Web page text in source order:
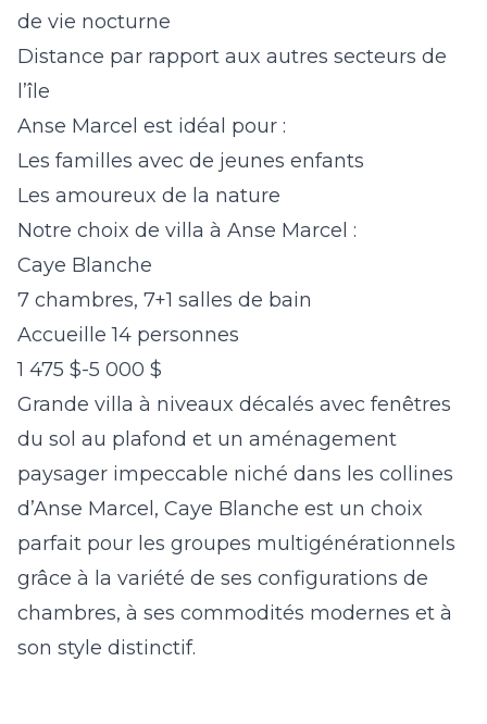
de vie nocturne
Distance par rapport aux autres secteurs de
l’île
Anse Marcel est idéal pour :
Les familles avec de jeunes enfants
Les amoureux de la nature
Notre choix de villa à Anse Marcel :
Caye Blanche
7 chambres, 7+1 salles de bain
Accueille 14 personnes
1 475 $-5 000 $
Grande villa à niveaux décalés avec fenêtres
du sol au plafond et un aménagement
paysager impeccable niché dans les collines
d’Anse Marcel, Caye Blanche est un choix
parfait pour les groupes multigénérationnels
grâce à la variété de ses configurations de
chambres, à ses commodités modernes et à
son style distinctif.